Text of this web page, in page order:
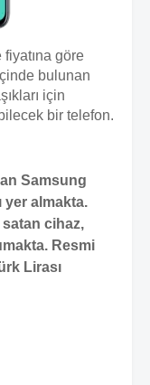
göre
bulunan
için
bir telefon.
Samsung
yer almakta.
cihaz,
Resmi
Lirası